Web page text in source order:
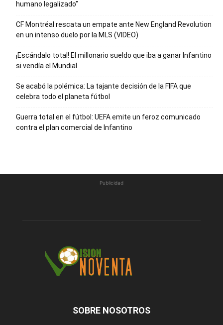
humano legalizado”
CF Montréal rescata un empate ante New England Revolution
en un intenso duelo por la MLS (VIDEO)
¡Escándalo total! El millonario sueldo que iba a ganar Infantino
si vendía el Mundial
Se acabó la polémica: La tajante decisión de la FIFA que
celebra todo el planeta fútbol
Guerra total en el fútbol: UEFA emite un feroz comunicado
contra el plan comercial de Infantino
Publicidad
SOBRE NOSOTROS